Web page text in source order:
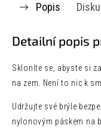
Popis
Detailní popis
Skloníte se, abyste si
na zem. Není to nic k
Udržujte své brýle
nylonovým páskem na